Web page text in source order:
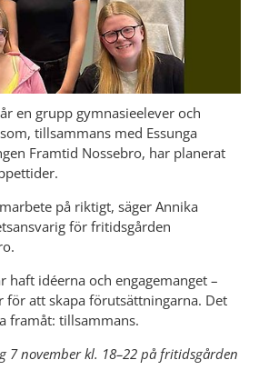
en grupp gymnasieelever och
tillsammans med Essunga
Framtid Nossebro, har planerat
på riktigt, säger Annika
för fritidsgården
idéerna och engagemanget –
för att skapa förutsättningarna. Det
framåt: tillsammans.
7 november kl. 18–22 på fritidsgården